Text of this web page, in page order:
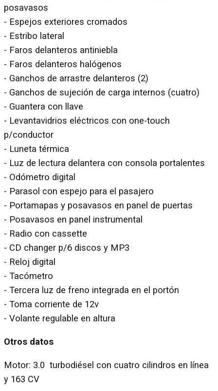
posavasos
- Espejos exteriores cromados
- Estribo lateral
- Faros delanteros antiniebla
- Faros delanteros halógenos
- Ganchos de arrastre delanteros (2)
- Ganchos de sujeción de carga internos (cuatro)
- Guantera con llave
- Levantavidrios eléctricos con one-touch
p/conductor
- Luneta térmica
- Luz de lectura delantera con consola portalentes
- Odómetro digital
- Parasol con espejo para el pasajero
- Portamapas y posavasos en panel de puertas
- Posavasos en panel instrumental
- Radio con cassette
- CD changer p/6 discos y MP3
- Reloj digital
- Tacómetro
- Tercera luz de freno integrada en el portón
- Toma corriente de 12v
- Volante regulable en altura
Otros datos
Motor: 3.0 turbodiésel con cuatro cilindros en línea
y 163 CV